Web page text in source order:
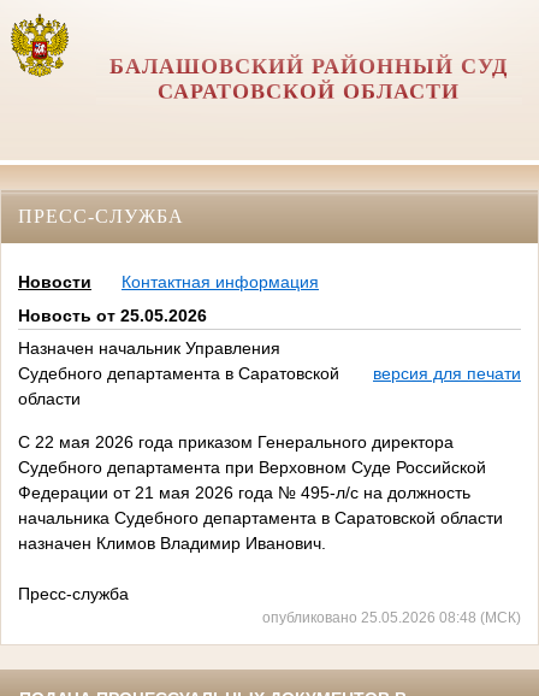
БАЛАШОВСКИЙ РАЙОННЫЙ СУД
САРАТОВСКОЙ ОБЛАСТИ
ПРЕСС-СЛУЖБА
Новости
Контактная информация
Новость от 25.05.2026
Назначен начальник Управления
Судебного департамента в Саратовской
области
версия для печати
С 22 мая 2026 года приказом Генерального директора
Судебного департамента при Верховном Суде Российской
Федерации от 21 мая 2026 года № 495-л/с на должность
начальника Судебного департамента в Саратовской области
назначен Климов Владимир Иванович.
Пресс-служба
опубликовано 25.05.2026 08:48 (МСК)